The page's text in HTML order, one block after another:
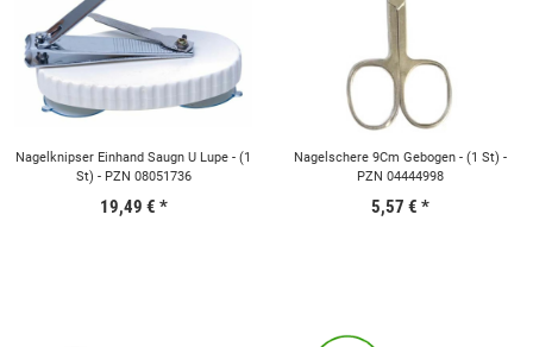
Nagelknipser Einhand Saugn U Lupe - (1
St) - PZN 08051736
19,49 € *
Nagelschere 9Cm Gebogen - (1 St) -
PZN 04444998
5,57 € *